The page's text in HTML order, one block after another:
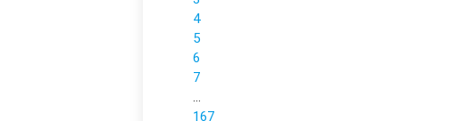
4
5
6
7
167